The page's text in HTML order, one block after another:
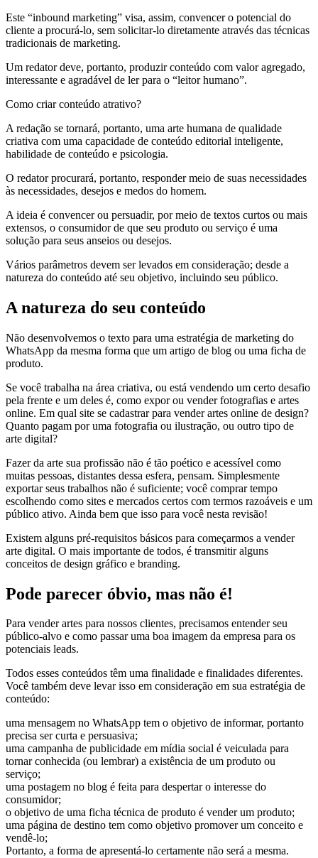
Este “inbound marketing” visa, assim, convencer o potencial do
cliente a procurá-lo, sem solicitar-lo diretamente através das técnicas
tradicionais de marketing.
Um redator deve, portanto, produzir conteúdo com valor agregado,
interessante e agradável de ler para o “leitor humano”.
Como criar conteúdo atrativo?
A redação se tornará, portanto, uma arte humana de qualidade
criativa com uma capacidade de conteúdo editorial inteligente,
habilidade de conteúdo e psicologia.
O redator procurará, portanto, responder meio de suas necessidades
às necessidades, desejos e medos do homem.
A ideia é convencer ou persuadir, por meio de textos curtos ou mais
extensos, o consumidor de que seu produto ou serviço é uma
solução para seus anseios ou desejos.
Vários parâmetros devem ser levados em consideração; desde a
natureza do conteúdo até seu objetivo, incluindo seu público.
A natureza do seu conteúdo
Não desenvolvemos o texto para uma estratégia de marketing do
WhatsApp da mesma forma que um artigo de blog ou uma ficha de
produto.
Se você trabalha na área criativa, ou está vendendo um certo desafio
pela frente e um deles é, como expor ou vender fotografias e artes
online. Em qual site se cadastrar para vender artes online de design?
Quanto pagam por uma fotografia ou ilustração, ou outro tipo de
arte digital?
Fazer da arte sua profissão não é tão poético e acessível como
muitas pessoas, distantes dessa esfera, pensam. Simplesmente
exportar seus trabalhos não é suficiente; você comprar tempo
escolhendo como sites e mercados certos com termos razoáveis e um
público ativo. Ainda bem que isso para você nesta revisão!
Existem alguns pré-requisitos básicos para começarmos a vender
arte digital. O mais importante de todos, é transmitir alguns
conceitos de design gráfico e branding.
Pode parecer óbvio, mas não é!
Para vender artes para nossos clientes, precisamos entender seu
público-alvo e como passar uma boa imagem da empresa para os
potenciais leads.
Todos esses conteúdos têm uma finalidade e finalidades diferentes.
Você também deve levar isso em consideração em sua estratégia de
conteúdo:
uma mensagem no WhatsApp tem o objetivo de informar, portanto
precisa ser curta e persuasiva;
uma campanha de publicidade em mídia social é veiculada para
tornar conhecida (ou lembrar) a existência de um produto ou
serviço;
uma postagem no blog é feita para despertar o interesse do
consumidor;
o objetivo de uma ficha técnica de produto é vender um produto;
uma página de destino tem como objetivo promover um conceito e
vendê-lo;
Portanto, a forma de apresentá-lo certamente não será a mesma.